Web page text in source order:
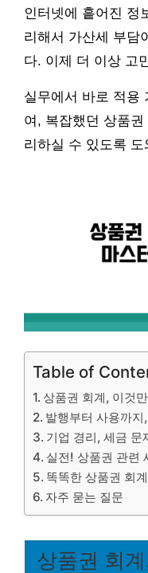
인터넷에 흩어진 정
리해서 가산세 부담
다. 이제 더 이상 고
실무에서 바로 적용
여, 복잡했던 상품
리하실 수 있도록 도
Table of
상품권 회계, 이것
발행부터 사용까
기업 경리, 세금 문
실전! 상품권 관련
똑똑한 상품권 회
자주 묻는 질문
상품권 회